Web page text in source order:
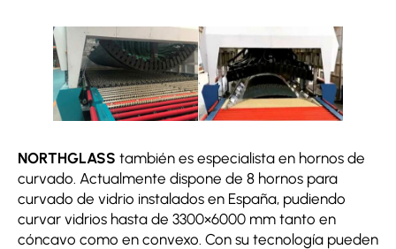
NORTHGLASS también es especialista en hornos de
curvado. Actualmente dispone de 8 hornos para
curvado de vidrio instalados en España, pudiendo
curvar vidrios hasta de 3300×6000 mm tanto en
cóncavo como en convexo. Con su tecnología pueden